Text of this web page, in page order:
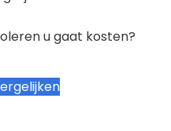
u gaat kosten?